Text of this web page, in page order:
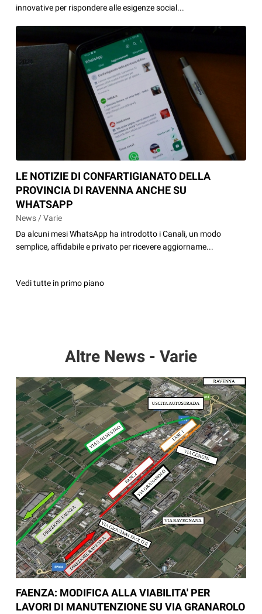
innovative per rispondere alle esigenze social...
LE NOTIZIE DI CONFARTIGIANATO DELLA
PROVINCIA DI RAVENNA ANCHE SU
WHATSAPP
News / Varie
Da alcuni mesi WhatsApp ha introdotto i Canali, un modo
semplice, affidabile e privato per ricevere aggiorname...
Vedi tutte in primo piano
Altre News - Varie
FAENZA: MODIFICA ALLA VIABILITA' PER
LAVORI DI MANUTENZIONE SU VIA GRANAROLO